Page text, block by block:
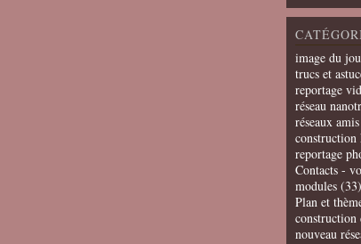
image du
trucs et
reportage
réseau
réseaux amis
reportage
Contacts -
modules (33)
Plan et
construction
nouveau